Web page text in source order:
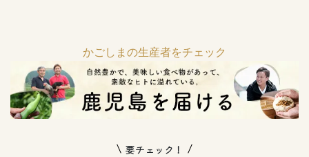
かごしまの生産者をチェック
要チェック！